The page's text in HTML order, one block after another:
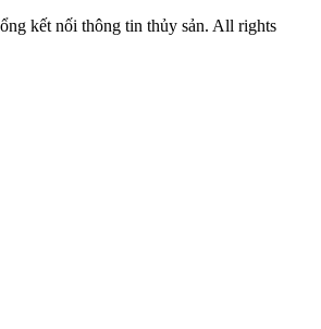
kết nối thông tin thủy sản. All rights